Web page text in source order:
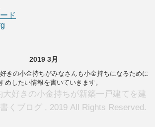
ド
2019 3月
きの小金持ちがみなさんも小金持ちになるために
めしたい情報を書いていきます。
好きの小金持ちが新築一戸建てを建
くブログ , 2019 All Rights Reserved.